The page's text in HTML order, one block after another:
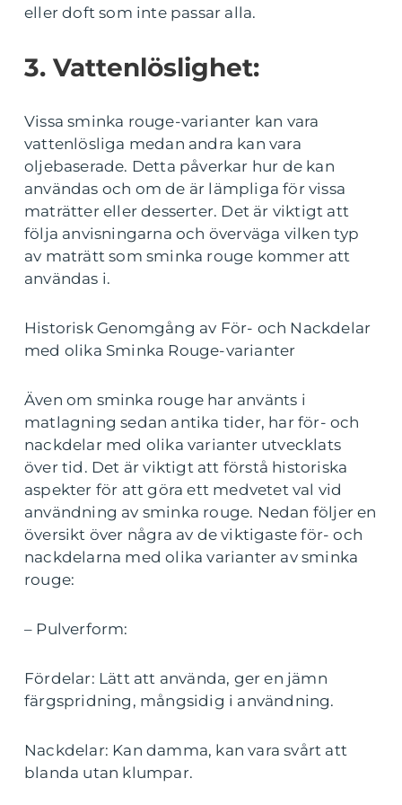
eller doft som inte passar alla.
3. Vattenlöslighet:
Vissa sminka rouge-varianter kan vara
vattenlösliga medan andra kan vara
oljebaserade. Detta påverkar hur de kan
användas och om de är lämpliga för vissa
maträtter eller desserter. Det är viktigt att
följa anvisningarna och överväga vilken typ
av maträtt som sminka rouge kommer att
användas i.
Historisk Genomgång av För- och Nackdelar
med olika Sminka Rouge-varianter
Även om sminka rouge har använts i
matlagning sedan antika tider, har för- och
nackdelar med olika varianter utvecklats
över tid. Det är viktigt att förstå historiska
aspekter för att göra ett medvetet val vid
användning av sminka rouge. Nedan följer en
översikt över några av de viktigaste för- och
nackdelarna med olika varianter av sminka
rouge:
– Pulverform:
Fördelar: Lätt att använda, ger en jämn
färgspridning, mångsidig i användning.
Nackdelar: Kan damma, kan vara svårt att
blanda utan klumpar.